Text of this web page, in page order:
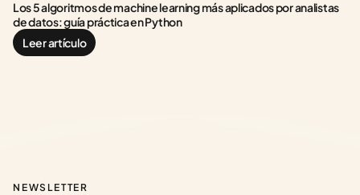
Los 5 algoritmos de machine learning más aplicados por analistas
de datos: guía práctica en Python
Leer artículo
NEWSLETTER